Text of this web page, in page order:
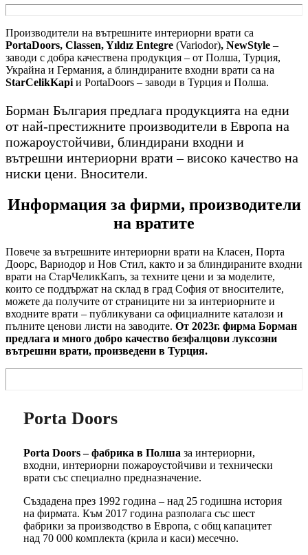
Производители на вътрешните интериорни врати са
PortaDoors, Classen, Yıldız Entegre (Variodor), NewStyle –
заводи с добра качествена продукция – от Полша, Турция,
Украйна и Германия, а блиндираните входни врати са на
StarCelikKapi и PortaDoors – заводи в Турция и Полша.
Борман България предлага продукцията на едни
от най-престижните производители в Европа на
пожароустойчиви, блиндирани входни и
вътрешни интериорни врати – високо качество на
ниски цени. Вносители.
Информация за фирми, производители
на вратите
Повече за вътрешните интериорни врати на Класен, Порта
Доорс, Вариодор и Нов Стил, както и за блиндираните входни
врати на СтарЧеликКапъ, за техните цени и за моделите,
които се поддържат на склад в град София от вносителите,
можете да получите от страниците ни за интериорните и
входните врати – публикувани са официалните каталози и
пълните ценови листи на заводите. От 2023г. фирма Борман
предлага и много добро качество безфалцови луксозни
вътрешни врати, произведени в Турция.
Porta Doors
Porta Doors – фабрика в Полша за интериорни,
входни, интериорни пожароустойчиви и технически
врати със специално предназначение.
Създадена през 1992 година – над 25 годишна история
на фирмата. Към 2017 година разполага със шест
фабрики за производство в Европа, с общ капацитет
над 70 000 комплекта (крила и каси) месечно.